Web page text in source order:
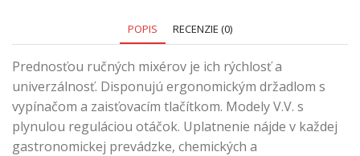
POPIS RECENZIE (0)
Prednosťou ručných mixérov je ich rýchlosť a
univerzálnosť. Disponujú ergonomickým držadlom s
vypínačom a zaisťovacím tlačítkom. Modely V.V. s
plynulou reguláciou otáčok. Uplatnenie nájde v každej
gastronomickej prevádzke, chemických a